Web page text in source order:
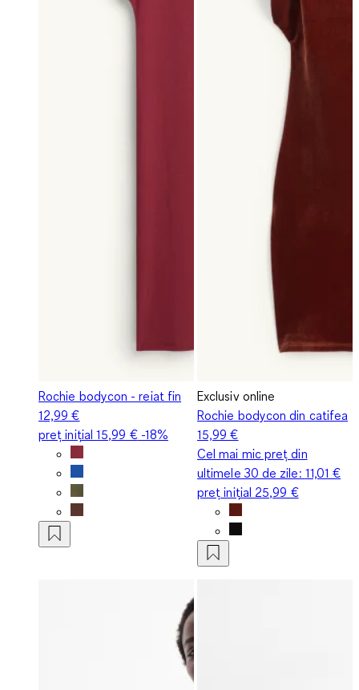
Rochie bodycon - reiat fin
12,99 €
preț inițial15,99 €-18%
Exclusiv online
Rochie bodycon din catifea
15,99 €
Cel mai mic preț din
ultimele 30 de zile: 11,01 €
preț inițial 25,99 €